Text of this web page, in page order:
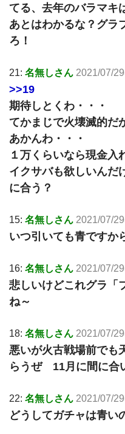
てる、去年のバラマキ
あとはわかるな？グラ
ろ！
21: 名無しさん 2021/07/
>>19
期待しとくわ・・・
てかまじで火壊滅的だ
あかんわ・・・
１万くらいなら現金入
イクサバも欲しいんだ
に合う？
15: 名無しさん 2021/07/
いつ引いても青ですか
16: 名無しさん 2021/07/
悲しいけどこれグラ「
ね～
18: 名無しさん 2021/07/
悪いが火古戦場前でも
らうぜ 11月に間に合
22: 名無しさん 2021/07/
どうしてガチャは青い